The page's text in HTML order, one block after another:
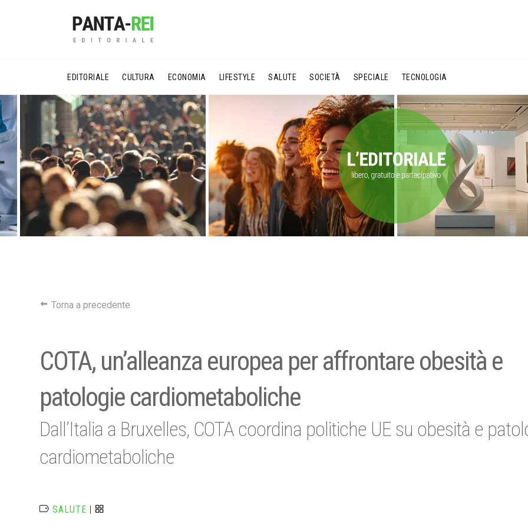
EDITORIALE CULTURA ECONOMIA LIFESTYLE SALUTE SOCIETÀ SPECIALE TECNOLOGIA
Torna a precedente
COTA, un’alleanza europea per affrontare obesità e
patologie cardiometaboliche
Dall’Italia a Bruxelles, COTA coordina politiche UE su obesità e
cardiometaboliche
SALUTE |